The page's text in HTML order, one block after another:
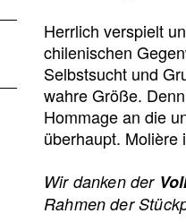
Herrlich verspielt
chilenischen
Selbstsucht und
wahre Größe.
Hommage an die
überhaupt. Molière
Wir danken der
Rahmen der